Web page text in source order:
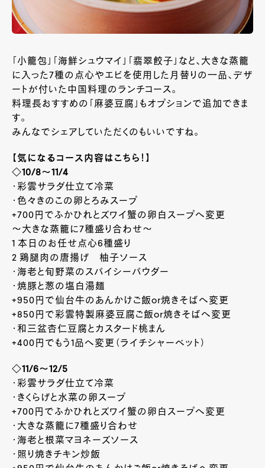
「小籠包」「海鮮シュウマイ」「翡翠餃子」など、大きな蒸籠
に入った7種の点心やエビを使用した月替りの一品、デザ
ートが付いた中国料理のランチコース。
料理長おすすめの「麻婆豆腐」もオプションで追加できま
す。
みんなでシェアしていただくのもいいですね。
【気になるコース内容はこちら！】
◇10/8～11/4
・彩雲サラダ仕立て冷菜
・色々きのこの卵とろみスープ
+700円でふかひれとズワイ蟹の卵白スープへ変更
～大きな蒸籠に7種盛り合わせ～
1 本日のお任せ点心6種盛り
2 鶏腿肉の唐揚げ 柚子ソース
・海老と旬野菜のスパイシーパウダー
・焼豚と葱の塩白湯麺
+950円で仙台牛のあんかけご飯or焼きそばへ変更
+850円で彩雲特製麻婆豆腐ご飯or焼きそばへ変更
・和三盆杏仁豆腐とカスタード桃まん
+400円でもう1品へ変更（ライチシャーベット）
◇11/6～12/5
・彩雲サラダ仕立て冷菜
・きくらげと水菜の卵スープ
+700円でふかひれとズワイ蟹の卵白スープへ変更
・大きな蒸籠に7種盛り合わせ
・海老と根菜マヨネーズソース
・照り焼きチキン炒飯